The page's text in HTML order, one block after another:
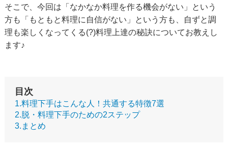
そこで、今回は「なかなか料理を作る機会がない」という
方も「もともと料理に自信がない」という方も、自ずと調
理も楽しくなってくる(?)料理上達の秘訣についてお教えし
ます♪
目次
1.料理下手はこんな人！共通する特徴7選
2.脱・料理下手のための2ステップ
3.まとめ